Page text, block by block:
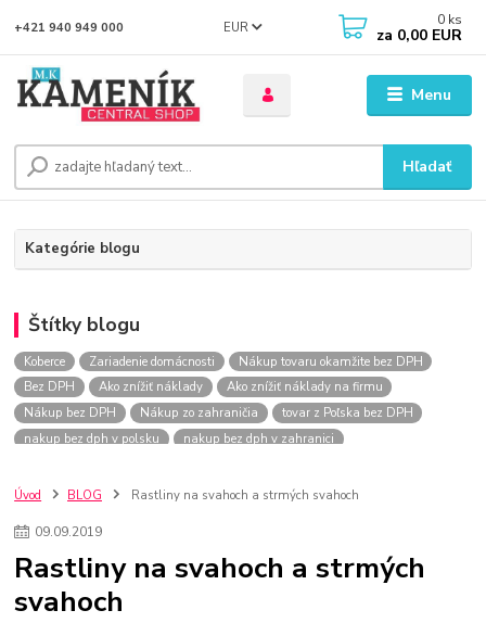
Menu
EUR
Hľadať
+421 940 949 000 0 ks
za 0,00 EUR
Kategórie blogu
Štítky blogu
Koberce Zariadenie domácnosti
Nákup tovaru okamžite bez DPH
Bez DPH
Ako znížiť náklady
Ako znížiť náklady na firmu
Nákup bez DPH
Nákup zo zahraničia
tovar z Poľska bez DPH
nakup bez dph v polsku
nakup bez dph v zahranici
nakupovanie na firmu bez dph
szco nakup bez dph
doplnky
zlaté doplnky
Drezové batérie
Umyvadlové batérie
Kuchynské batérie
Drez so zásuvko
Úvod BLOG Rastliny na svahoch a strmých svahoch
09.09.2019
Rastliny na svahoch a strmých
svahoch